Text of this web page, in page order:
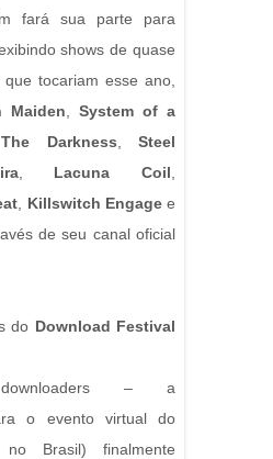
fará sua parte para
shows de quase
tocariam esse ano,
Maiden
System of a
The Darkness
Steel
, Lacuna Coil
Killswitch Engagee
de seu canal oficial
do Download Festival
downloaders – a
o evento virtual do
Brasil) finalmente